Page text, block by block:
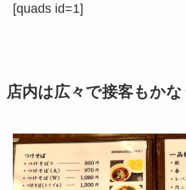
[quads id=1]
店内は広々で接客もか